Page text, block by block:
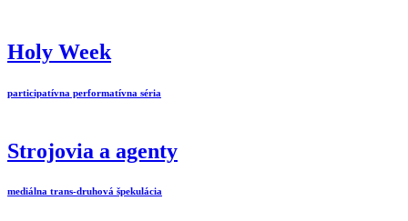
Holy Week
participatívna performatívna séria
Strojovia a agenty
mediálna trans-druhová špekulácia